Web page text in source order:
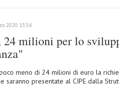
2020 13:56
24 milioni per lo
meno di 24 milioni di euro la
saranno presentate al CIPE dalla